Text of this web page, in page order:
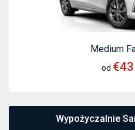
Medium
od €43
Wypożyczalnie